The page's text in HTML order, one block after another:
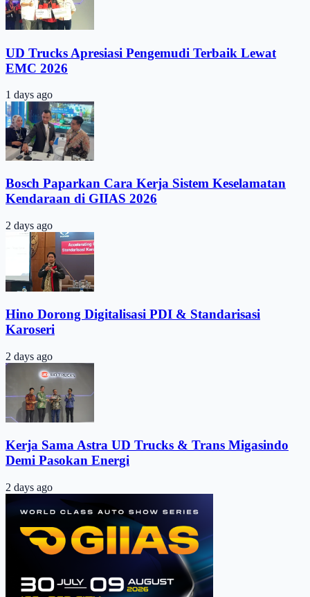
UD Trucks Apresiasi Pengemudi Terbaik Lewat
EMC 2026
1 days ago
Bosch Paparkan Cara Kerja Sistem Keselamatan
Kendaraan di GIIAS 2026
2 days ago
Hino Dorong Digitalisasi PDI & Standarisasi
Karoseri
2 days ago
Kerja Sama Astra UD Trucks & Trans Migasindo
Demi Pasokan Energi
2 days ago